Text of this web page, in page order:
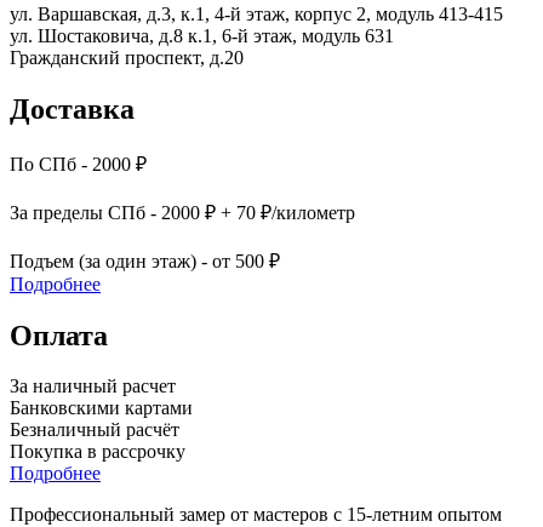
ул. Варшавская, д.3, к.1, 4-й этаж, корпус 2, модуль 413-415
ул. Шостаковича, д.8 к.1, 6-й этаж, модуль 631
Гражданский проспект, д.20
Доставка
По СПб - 2000 ₽
За пределы СПб - 2000 ₽ + 70 ₽/километр
Подъем (за один этаж) - от 500 ₽
Подробнее
Оплата
За наличный расчет
Банковскими картами
Безналичный расчёт
Покупка в рассрочку
Подробнее
Профессиональный замер от мастеров с 15-летним опытом